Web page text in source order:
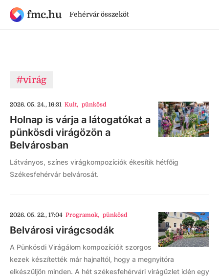
fmc.hu Fehérvár összeköt
#virág
2026. 05. 24., 16:31 Kult, pünkösd
Holnap is várja a látogatókat a
pünkösdi virágözön a
Belvárosban
Látványos, színes virágkompozíciók ékesítik hétfőig
Székesfehérvár belvárosát.
2026. 05. 22., 17:04 Programok, pünkösd
Belvárosi virágcsodák
A Pünkösdi Virágálom kompozícióit szorgos
kezek készítették már hajnaltól, hogy a megnyitóra
elkészüljön minden. A hét székesfehérvári virágüzlet idén egy